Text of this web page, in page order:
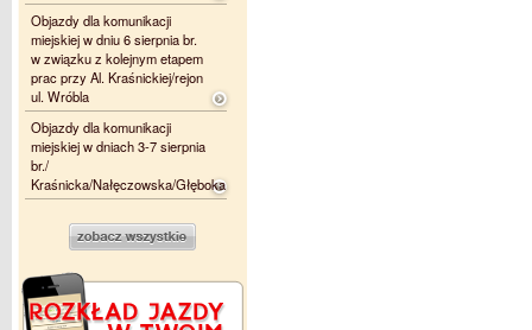
Objazdy dla komunikacji
miejskiej w dniu 6 sierpnia br.
w związku z kolejnym etapem
prac przy Al. Kraśnickiej/rejon
ul. Wróbla
Objazdy dla komunikacji
miejskiej w dniach 3-7 sierpnia
br./
Kraśnicka/Nałęczowska/Głęboka